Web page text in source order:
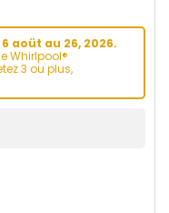
aoüt au 26, 2026.
Whirlpool®
3 ou plus,